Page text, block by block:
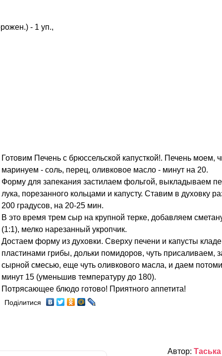
- 1 уп.,
Готовим Печень с брюссельской капусткой!. Печень моем,
маринуем - соль, перец, оливковое масло - минут на 20.
Форму для запекания застилаем фольгой, выкладываем
лука, порезанного кольцами и капусту. Ставим в духовку
200 градусов, на 20-25 мин.
В это время трем сыр на крупной терке, добавляем
(1:1), мелко нарезанный укропчик.
Достаем форму из духовки. Сверху печени и капусты
пластинами грибы, дольки помидоров, чуть присаливаем,
сырной смесью, еще чуть оливкового масла, и даем
минут 15 (уменьшив температуру до 180).
Потрясающее блюдо готово! Приятного аппетита!
Поділитися
Автор: Таська